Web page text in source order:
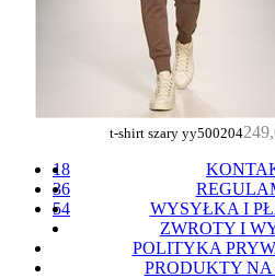
t-shirt szary yy500204
18
36
54
WYSYŁKA I
ZWROTY I
POLITYKA
PRODUKTY